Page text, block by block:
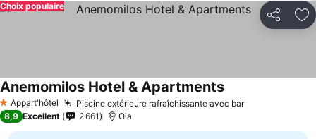
Partager
Choix populaire
1 Étoiles
Appart'hôtel Piscine extérieure rafraîchissante avec bar
Anemomilos Hotel & Apartments
8,9 Excellent 2 661 Oia